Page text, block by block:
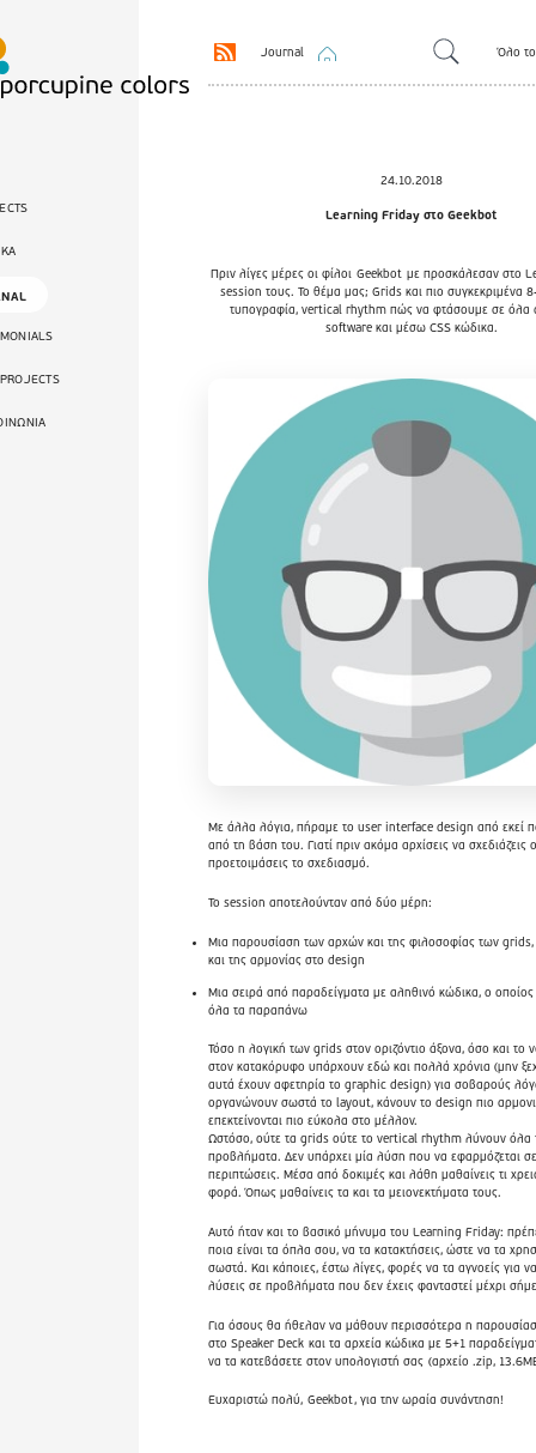
Journal Όλο
24.10.2018
Learning Friday στο Geekbot
Πριν λίγες μέρες οι φίλοι Geekbot με προσκάλεσαν στο
session τους. Το θέμα μας; Grids και πιο συγκεκριμένα
τυπογραφία, vertical rhythm πώς να φτάσουμε σε όλα
software και μέσω CSS κώδικα.
Με άλλα λόγια, πήραμε το user interface design από εκεί
από τη βάση του. Γιατί πριν ακόμα αρχίσεις να σχεδιάζεις
προετοιμάσεις το σχεδιασμό.
Το session αποτελούνταν από δύο μέρη:
Μια παρουσίαση των αρχών και της φιλοσοφίας των
και της αρμονίας στο design
Μια σειρά από παραδείγματα με αληθινό κώδικα, ο οποίος
όλα τα παραπάνω
Τόσο η λογική των grids στον οριζόντιο άξονα, όσο και
στον κατακόρυφο υπάρχουν εδώ και πολλά χρόνια (μην
αυτά έχουν αφετηρία το graphic design) για σοβαρούς
οργανώνουν σωστά το layout, κάνουν το design πιο
επεκτείνονται πιο εύκολα στο μέλλον.
Ωστόσο, ούτε τα grids ούτε το vertical rhythm λύνουν όλα
προβλήματα. Δεν υπάρχει μία λύση που να εφαρμόζεται σε
περιπτώσεις. Μέσα από δοκιμές και λάθη μαθαίνεις τι
φορά. Όπως μαθαίνεις τα και τα μειονεκτήματα τους.
Αυτό ήταν και το βασικό μήνυμα του Learning Friday:
ποια είναι τα όπλα σου, να τα κατακτήσεις, ώστε να τα
σωστά. Και κάποιες, έστω λίγες, φορές να τα αγνοείς για
λύσεις σε προβλήματα που δεν έχεις φανταστεί μέχρι
Για όσους θα ήθελαν να μάθουν περισσότερα η
στο Speaker Deck και τα αρχεία κώδικα με 5+1
να τα κατεβάσετε στον υπολογιστή σας (αρχείο .zip,
Ευχαριστώ πολύ, Geekbot, για την ωραία συνάντηση!